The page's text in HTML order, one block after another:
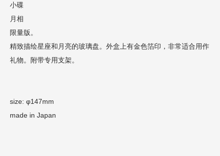
小碟
月相
限量版。
精致描绘星座和月亮的玻璃盘。外盒上有金色箔印，非常适合用作
礼物。附带专用支架。
size: φ147mm
made in Japan